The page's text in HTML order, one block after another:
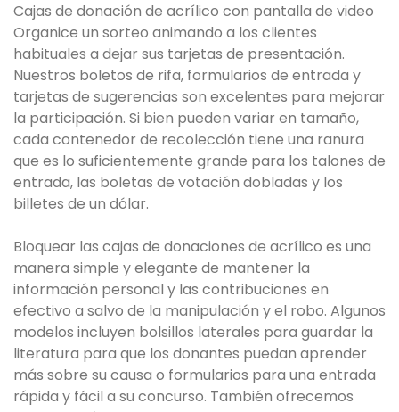
Cajas de donación de acrílico con pantalla de video
Organice un sorteo animando a los clientes
habituales a dejar sus tarjetas de presentación.
Nuestros boletos de rifa, formularios de entrada y
tarjetas de sugerencias son excelentes para mejorar
la participación. Si bien pueden variar en tamaño,
cada contenedor de recolección tiene una ranura
que es lo suficientemente grande para los talones de
entrada, las boletas de votación dobladas y los
billetes de un dólar.
Bloquear las cajas de donaciones de acrílico es una
manera simple y elegante de mantener la
información personal y las contribuciones en
efectivo a salvo de la manipulación y el robo. Algunos
modelos incluyen bolsillos laterales para guardar la
literatura para que los donantes puedan aprender
más sobre su causa o formularios para una entrada
rápida y fácil a su concurso. También ofrecemos